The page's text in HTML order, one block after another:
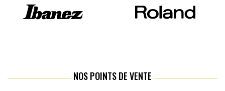
NOS POINTS DE VENTE